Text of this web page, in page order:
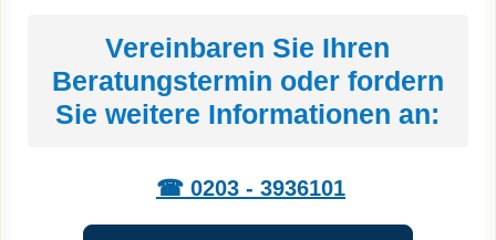
Vereinbaren Sie Ihren
Beratungstermin oder fordern
Sie weitere Informationen an:
☎ 0203 - 3936101